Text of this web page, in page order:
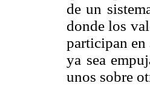
de un
donde los
participan en
ya sea
unos sobre